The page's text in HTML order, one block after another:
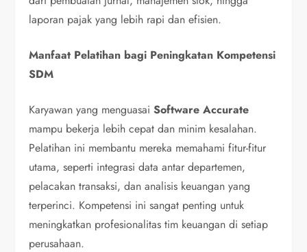
laporan pajak yang lebih rapi dan efisien.
Manfaat Pelatihan bagi Peningkatan Kompetensi
SDM
Karyawan yang menguasaiSoftware Accurate
mampu bekerja lebih cepat dan minim kesalahan.
Pelatihan ini membantu mereka memahami fitur-fitur
utama, seperti integrasi data antar departemen,
pelacakan transaksi, dan analisis keuangan yang
terperinci. Kompetensi ini sangat penting untuk
meningkatkan profesionalitas tim keuangan di setiap
perusahaan.